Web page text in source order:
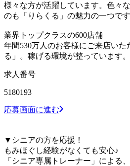
様々な方が活躍しています。色々
のも「りらくる」の魅力の一つです
業界トップクラスの600店舗
年間530万人のお客様にご来店いた
る」。稼げる環境が整っています。
求人番号
5180193
応募画面に進む
▼シニアの方を応援！
もみほぐし経験がなくても安心♪
「シニア専属トレーナー」による、